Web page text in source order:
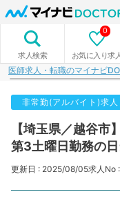
求人検索 お気に入り求
0
医師求人・転職のマイナビ
非常勤(アルバイト)求人
【埼玉県／越谷市
第3土曜日勤務の日
更新日 : 2025/08/05求人No